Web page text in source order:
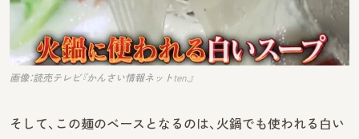
画像：読売テレビ『かんさい情報ネットten.』
そして、この麺のベースとなるのは、火鍋でも使われる白い